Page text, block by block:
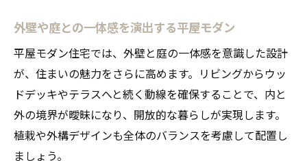
外壁や庭との一体感を演出する平屋モダン
平屋モダン住宅では、外壁と庭の一体感を意識した設計
が、住まいの魅力をさらに高めます。リビングからウッ
ドデッキやテラスへと続く動線を確保することで、内と
外の境界が曖昧になり、開放的な暮らしが実現します。
植栽や外構デザインも全体のバランスを考慮して配置し
ましょう。